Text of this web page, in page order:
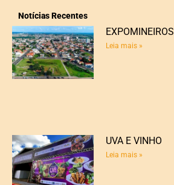
Notícias Recentes
EXPOMINEIROS
Leia mais »
UVA E VINHO
Leia mais »